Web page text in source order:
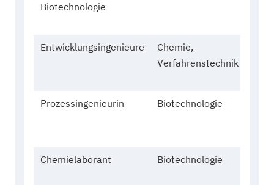
Biotechnologie
Entwicklungsingenieure
Chemie,
Verfahrenstechnik
Prozessingenieurin Biotechnologie
Chemielaborant Biotechnologie